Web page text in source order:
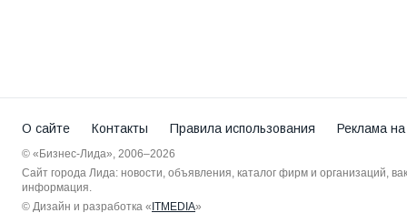
О сайте Контакты Правила использования Реклама
© «Бизнес-Лида», 2006–2026
Сайт города Лида: новости, объявления, каталог фирм и организаций,
информация.
© Дизайн и разработка « ITMEDIA»